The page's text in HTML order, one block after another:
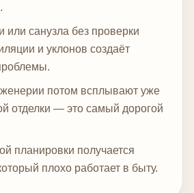
или санузла без проверки
и уклонов создаёт
потом всплывают уже
отделки — это самый дорогой
планировки получается
плохо работает в быту.